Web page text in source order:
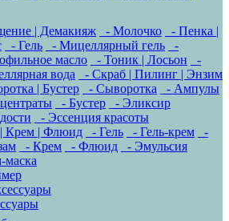
| Демакияж
- Молочко
- Пенка |
- Гель - Мицеллярный гель
-
масло
- Тоник | Лосьон
-
вода
- Скраб | Пилинг | Энзим
| Бустер
- Сыворотка
- Ампулы
- Бустер
- Эликсир
- Эссенция красоты
| Крем | Флюид
- Гель - Гель-крем
-
- Крем - Флюид
- Эмульсия
маска